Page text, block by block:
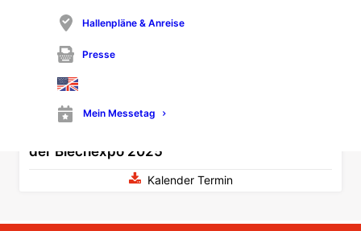
Hallenpläne & Anreise
Presse
Mein Messetag
der Blechexpo 2025
Kalender Termin